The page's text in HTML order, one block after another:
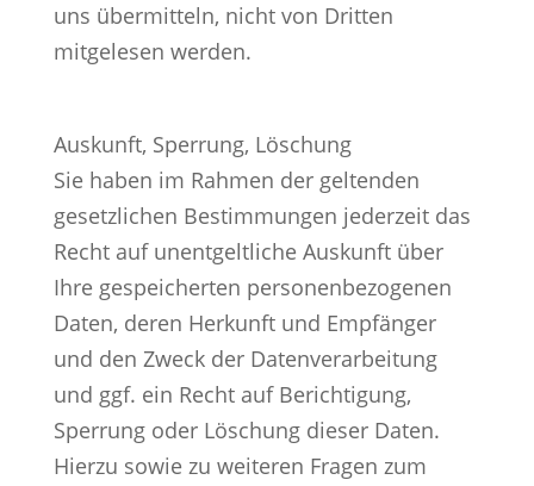
uns übermitteln, nicht von Dritten
mitgelesen werden.
Auskunft, Sperrung, Löschung
Sie haben im Rahmen der geltenden
gesetzlichen Bestimmungen jederzeit das
Recht auf unentgeltliche Auskunft über
Ihre gespeicherten personenbezogenen
Daten, deren Herkunft und Empfänger
und den Zweck der Datenverarbeitung
und ggf. ein Recht auf Berichtigung,
Sperrung oder Löschung dieser Daten.
Hierzu sowie zu weiteren Fragen zum